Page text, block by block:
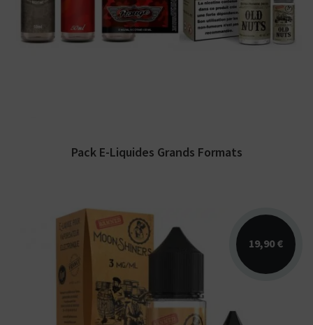
Ce pack inclus 210 ml d'e-liquide à travers
ces 4 références proposées en grand format :
NKV Red...
Pack E-Liquides Grands Formats
19,90 €